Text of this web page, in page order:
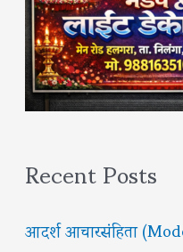
Recent Posts
आदर्श आचारसंहिता